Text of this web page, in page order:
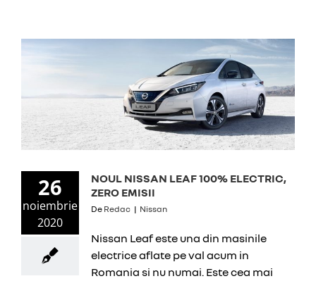
26
noiembrie
2020
NOUL NISSAN LEAF 100% ELECTRIC,
ZERO EMISII
De Redac | Nissan
Nissan Leaf este una din masinile
electrice aflate pe val acum in
Romania si nu numai. Este cea mai